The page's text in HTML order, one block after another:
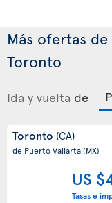
Más ofertas
Toronto
Ida y vuelta de
Toronto (CA)
de Puerto Vallarta(MX)
US
Tasas e